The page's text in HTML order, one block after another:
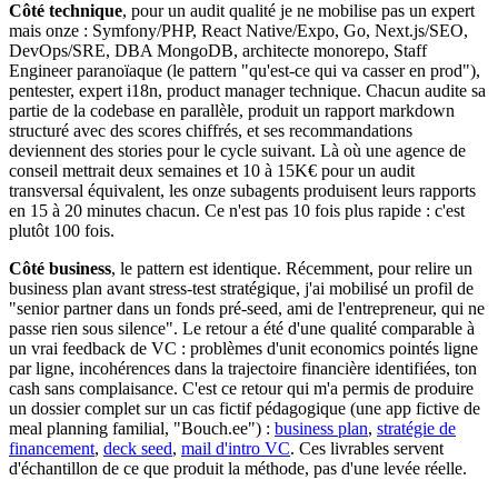
Côté technique, pour un audit qualité je ne mobilise pas un expert
mais onze : Symfony/PHP, React Native/Expo, Go, Next.js/SEO,
DevOps/SRE, DBA MongoDB, architecte monorepo, Staff
Engineer paranoïaque (le pattern "qu'est-ce qui va casser en prod"),
pentester, expert i18n, product manager technique. Chacun audite sa
partie de la codebase en parallèle, produit un rapport markdown
structuré avec des scores chiffrés, et ses recommandations
deviennent des stories pour le cycle suivant. Là où une agence de
conseil mettrait deux semaines et 10 à 15K€ pour un audit
transversal équivalent, les onze subagents produisent leurs rapports
en 15 à 20 minutes chacun. Ce n'est pas 10 fois plus rapide : c'est
plutôt 100 fois.
Côté business, le pattern est identique. Récemment, pour relire un
business plan avant stress-test stratégique, j'ai mobilisé un profil de
"senior partner dans un fonds pré-seed, ami de l'entrepreneur, qui ne
passe rien sous silence". Le retour a été d'une qualité comparable à
un vrai feedback de VC : problèmes d'unit economics pointés ligne
par ligne, incohérences dans la trajectoire financière identifiées, ton
cash sans complaisance. C'est ce retour qui m'a permis de produire
un dossier complet sur un cas fictif pédagogique (une app fictive de
meal planning familial, "Bouch.ee") : business plan, stratégie de
financement, deck seed, mail d'intro VC. Ces livrables servent
d'échantillon de ce que produit la méthode, pas d'une levée réelle.